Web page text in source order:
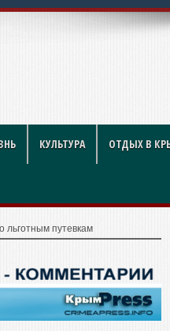
КУЛЬТУРА ОТДЫХ В
льготным путевкам